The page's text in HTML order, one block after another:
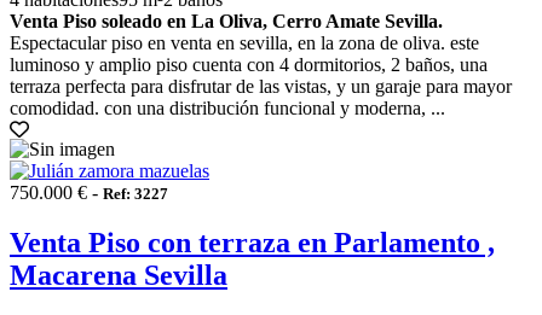
Venta Piso soleado en La Oliva, Cerro Amate Sevilla.
Espectacular piso en venta en sevilla, en la zona de oliva. este
luminoso y amplio piso cuenta con 4 dormitorios, 2 baños, una
terraza perfecta para disfrutar de las vistas, y un garaje para mayor
comodidad. con una distribución funcional y moderna, ...
750.000 € - Ref: 3227
Venta Piso con terraza en Parlamento ,
Macarena Sevilla